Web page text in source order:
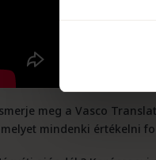
meg a Vasco
mindenki értékelni